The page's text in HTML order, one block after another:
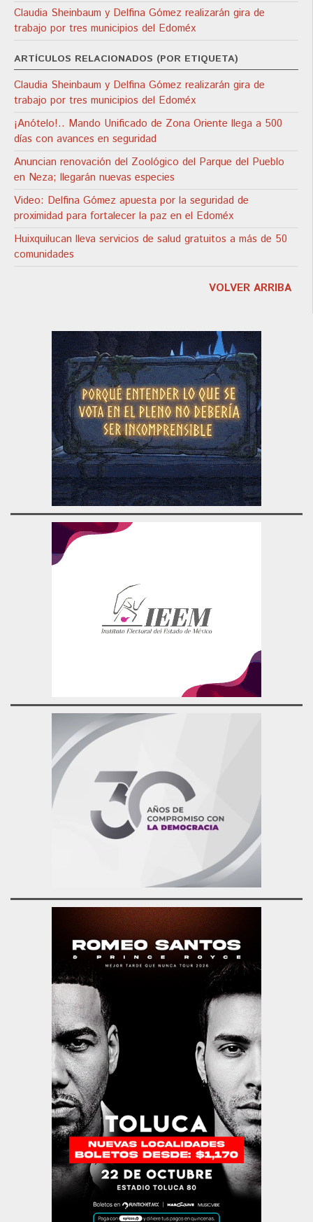
Claudia Sheinbaum y Delfina Gómez realizarán gira de
trabajo por tres municipios del Edoméx
ARTÍCULOS RELACIONADOS (POR ETIQUETA)
Claudia Sheinbaum y Delfina Gómez realizarán gira de
trabajo por tres municipios del Edoméx
¡Anótelo!.. Mando Unificado de Zona Oriente llega a 500
días con avances en seguridad
Anuncian renovación del Zoológico del Parque del Pueblo
en Neza; llegarán nuevas especies
Video: Delfina Gómez apuesta por la seguridad de
proximidad para fortalecer la paz en el Edoméx
Huixquilucan lleva servicios de salud gratuitos a más de 50
comunidades
VOLVER ARRIBA